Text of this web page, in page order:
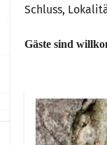
Schluss,
Gäste sind